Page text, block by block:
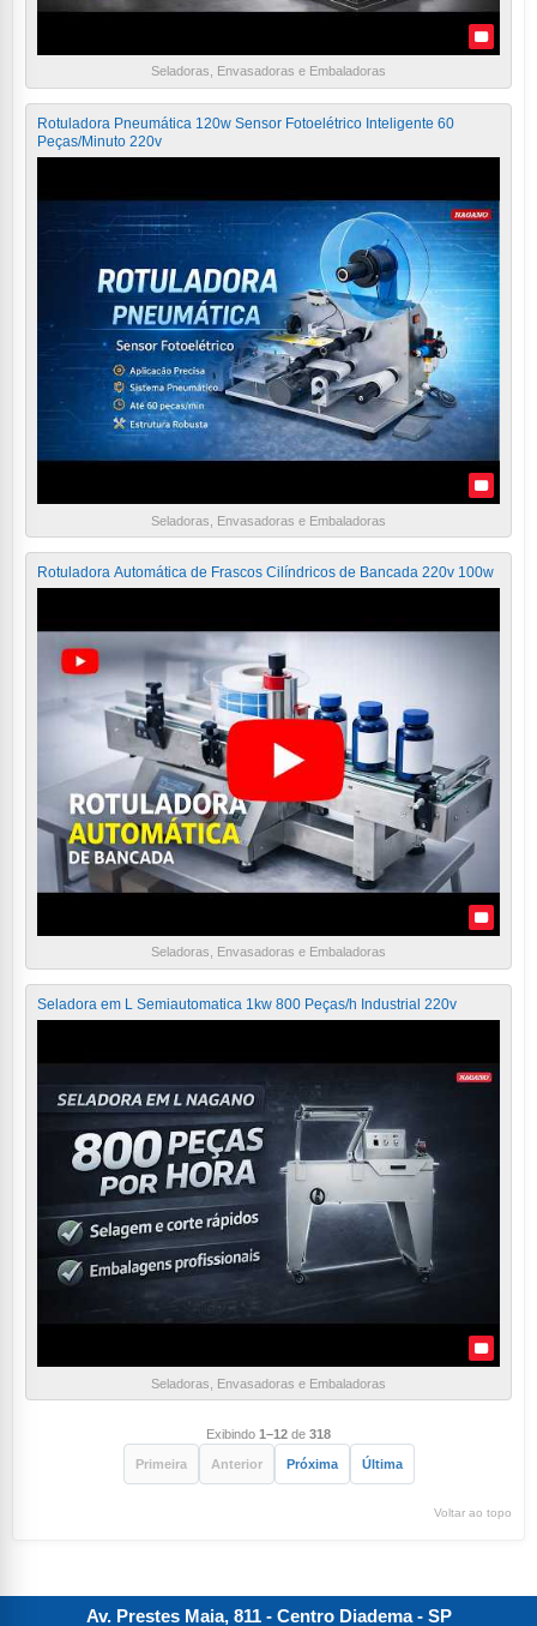
Seladoras, Envasadoras e Embaladoras
Rotuladora Pneumática 120w Sensor Fotoelétrico Inteligente 60
Peças/Minuto 220v
Seladoras, Envasadoras e Embaladoras
Rotuladora Automática de Frascos Cilíndricos de Bancada 220v 100w
Seladoras, Envasadoras e Embaladoras
Seladora em L Semiautomatica 1kw 800 Peças/h Industrial 220v
Seladoras, Envasadoras e Embaladoras
Exibindo 1–12 de 318
Primeira Anterior Próxima Última
Voltar ao topo
Av. Prestes Maia, 811 - Centro Diadema- SP